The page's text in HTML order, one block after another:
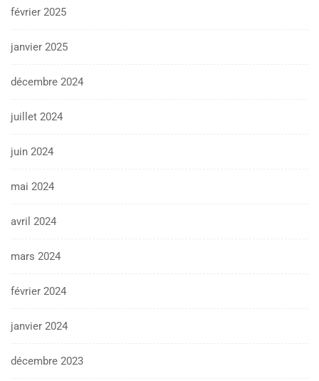
février 2025
janvier 2025
décembre 2024
juillet 2024
juin 2024
mai 2024
avril 2024
mars 2024
février 2024
janvier 2024
décembre 2023